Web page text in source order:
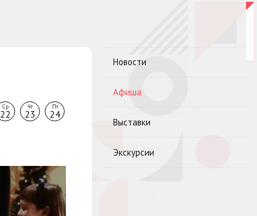
Ср
22
Чт
23
Пт
24
Новости
Афиша
Выставки
Экскурсии